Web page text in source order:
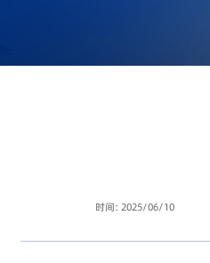
时间: 2025/06/10